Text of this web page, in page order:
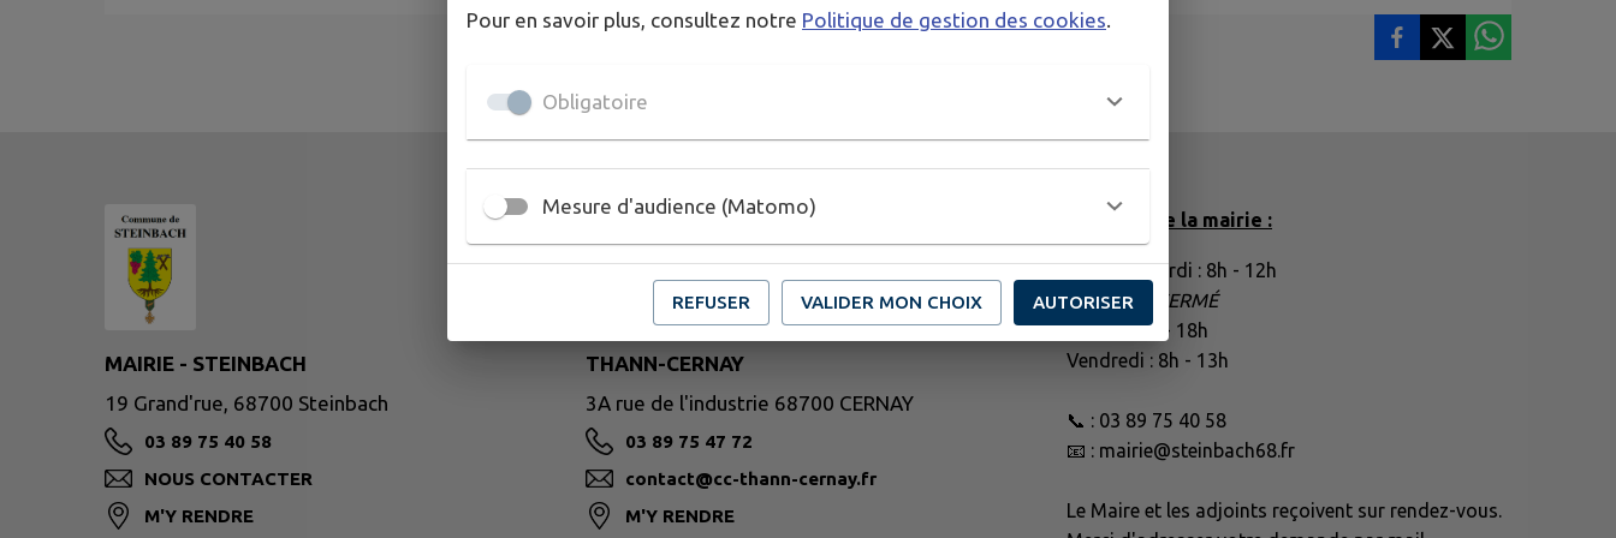
MAIRIE - STEINBACH
19 Grand'rue, 68700 Steinbach
03 89 75 40 58
NOUS CONTACTER
M'Y RENDRE
THANN-CERNAY
3A rue de l'industrie 68700 CERNAY
03 89 75 47 72
contact@cc-thann-cernay.fr
M'Y RENDRE
Horaires de la mairie :
Lundi et Mardi : 8h - 12h
Mercredi :
FERMÉ
Jeudi : 14h - 18h
Vendredi : 8h - 13h
📞 : 03 89 75 40 58
📧 : mairie@steinbach68.fr
Le Maire et les adjoints reçoivent sur rendez-vous.
Pour en savoir plus, consultez notre Politique de gestion des cookies
Obligatoire
Mesure d'audience (Matomo)
REFUSER VALIDER MON CHOIX AUTORISER